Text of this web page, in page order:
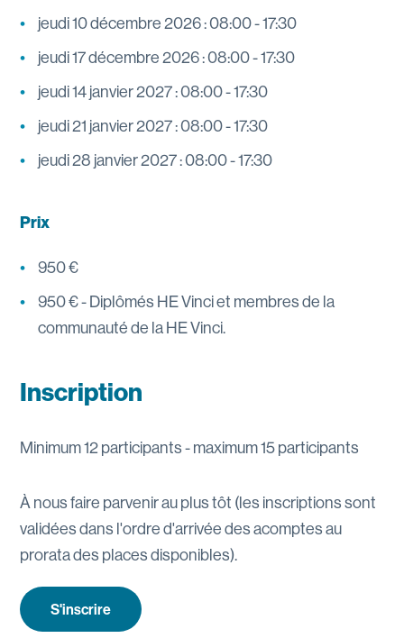
jeudi 10 décembre 2026 : 08:00 - 17:30
jeudi 17 décembre 2026 : 08:00 - 17:30
jeudi 14 janvier 2027 : 08:00 - 17:30
jeudi 21 janvier 2027 : 08:00 - 17:30
jeudi 28 janvier 2027 : 08:00 - 17:30
Prix
950 €
950 € - Diplômés HE Vinci et membres de la
communauté de la HE Vinci.
Inscription
Minimum 12 participants - maximum 15 participants
À nous faire parvenir au plus tôt (les inscriptions sont
validées dans l'ordre d'arrivée des acomptes au
prorata des places disponibles).
S'inscrire